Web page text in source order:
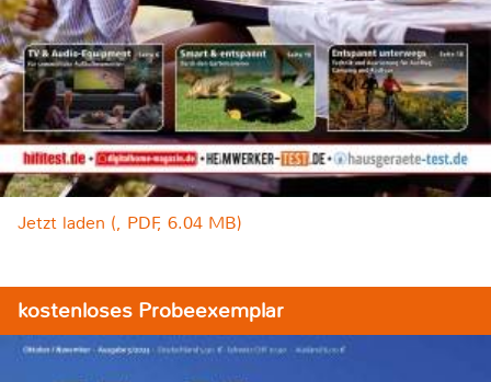
Jetzt laden (, PDF, 6.04 MB)
kostenloses Probeexemplar